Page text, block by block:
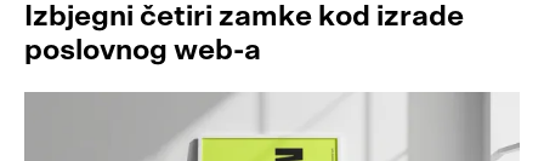
Izbjegni četiri zamke kod izrade
poslovnog web-a